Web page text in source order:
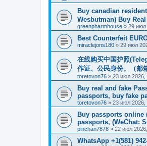
Buy canadian resident
Wesbutman) Buy
greenpharmhouse » 29 июл
Best Counterfeit
miraclejons180 » 29 июл
在线购买中国护照
作证、公民身份。（邮
toretovon76 » 23 июл 2026,
Buy real and fake
passports, buy fake
toretovon76 » 23 июл 2026,
Buy passports online
passports, (WeChat:
pinchan7878 » 22 июл
WhatsApp +1(581)